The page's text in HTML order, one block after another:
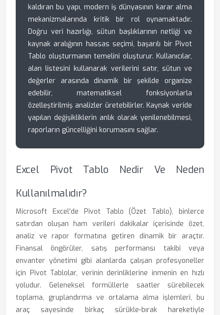
kaldıran bu yapı, modern iş dünyasının karar alma
mekanizmalarında kritik bir rol oynamaktadır.
Doğru veri hazırlığı, sütun başlıklarının netliği ve
kaynak aralığının hassas seçimi, başarılı bir Pivot
Tablo oluşturmanın temelini oluşturur. Kullanıcılar,
alan listesini kullanarak verilerini satır, sütun ve
değerler arasında dinamik bir şekilde organize
edebilir, matematiksel fonksiyonlarla
özelleştirilmiş analizler üretebilirler. Kaynak veride
yapılan değişikliklerin anlık olarak yenilenebilmesi,
raporların güncelliğini korumasını sağlar.
Excel Pivot Tablo Nedir Ve Neden
Kullanılmalıdır?
Microsoft Excel'de Pivot Tablo (Özet Tablo), binlerce
satırdan oluşan ham verileri dakikalar içerisinde özet,
analiz ve rapor formatına getiren dinamik bir araçtır.
Finansal öngörüler, satış performansı takibi veya
envanter yönetimi gibi alanlarda çalışan profesyoneller
için Pivot Tablolar, verinin derinliklerine inmenin en hızlı
yoludur. Geleneksel formüllerle saatler sürebilecek
toplama, gruplandırma ve ortalama alma işlemleri, bu
araç sayesinde birkaç sürükle-bırak hareketiyle